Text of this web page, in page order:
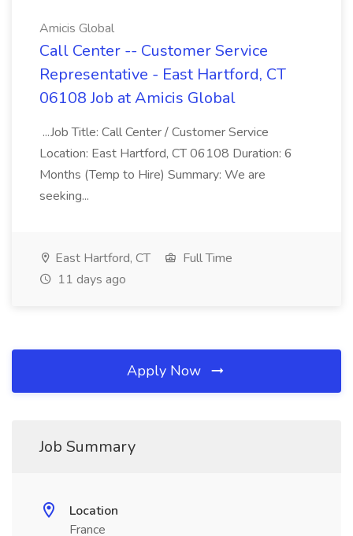
Amicis Global
Call Center -- Customer Service
Representative - East Hartford, CT
06108 Job at Amicis Global
...Job Title: Call Center / Customer Service
Location: East Hartford, CT 06108 Duration: 6
Months (Temp to Hire) Summary: We are
seeking...
East Hartford, CT
Full Time
11 days ago
Apply Now
Job Summary
Location
France